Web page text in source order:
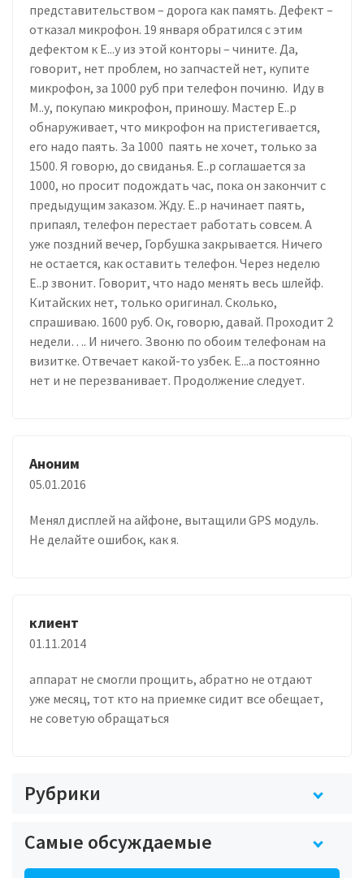
представительством – дорога как память. Дефект –
отказал микрофон. 19 января обратился с этим
дефектом к Е...у из этой конторы – чините. Да,
говорит, нет проблем, но запчастей нет, купите
микрофон, за 1000 руб при телефон починю. Иду в
М..у, покупаю микрофон, приношу. Мастер Е..р
обнаруживает, что микрофон на пристегивается,
его надо паять. За 1000 паять не хочет, только за
1500. Я говорю, до свиданья. Е..р соглашается за
1000, но просит подождать час, пока он закончит с
предыдущим заказом. Жду. Е..р начинает паять,
припаял, телефон перестает работать совсем. А
уже поздний вечер, Горбушка закрывается. Ничего
не остается, как оставить телефон. Через неделю
Е..р звонит. Говорит, что надо менять весь шлейф.
Китайских нет, только оригинал. Сколько,
спрашиваю. 1600 руб. Ок, говорю, давай. Проходит 2
недели…. И ничего. Звоню по обоим телефонам на
визитке. Отвечает какой-то узбек. Е...а постоянно
нет и не перезванивает. Продолжение следует.
Аноним
05.01.2016
Менял дисплей на айфоне, вытащили GPS модуль.
Не делайте ошибок, как я.
клиент
01.11.2014
аппарат не смогли прощить, абратно не отдают
уже месяц, тот кто на приемке сидит все обещает,
не советую обращаться
Рубрики
Самые обсуждаемые